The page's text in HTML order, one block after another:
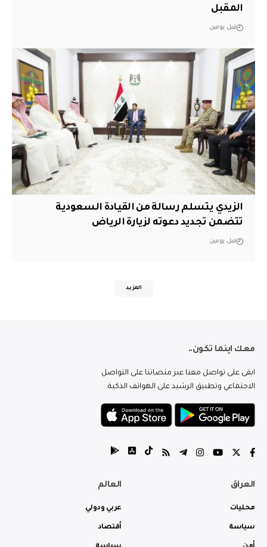
المقبل
قبل يومين
الزيدي يتسلم رسالة من القيادة السعودية
تتضمن تجديد دعوته لزيارة الرياض
قبل يومين
المزيد
معك اينما تكون..
ابقى على تواصل معنا عبر منصاتنا على التواصل
الاجتماعي وتطبيق الرشيد على الهواتف الذكية.
العراق
محليات
سياسة
العالم
عربي ودولي
أقتصاد